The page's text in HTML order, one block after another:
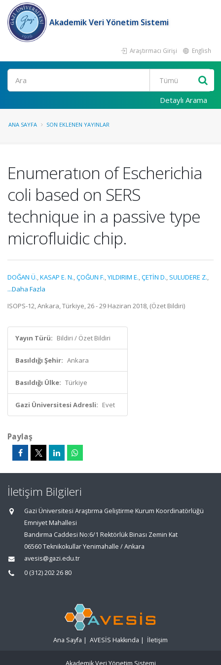
Akademik Veri Yönetim Sistemi
Araştırmacı Girişi English
Ara
Detaylı Arama
ANA SAYFA SON EKLENEN YAYINLAR
Enumeratıon of Escherichia
coli based on SERS
technique in a passive type
microfluidic chip.
DOĞAN Ü.,KASAP E. N.,ÇOĞUN F.,YILDIRIM E.,ÇETİN D., SULUDERE Z.,
...Daha Fazla
ISOPS-12, Ankara, Türkiye, 26 - 29 Haziran 2018, (Özet Bildiri)
Yayın Türü: Bildiri / Özet Bildiri
Basıldığı Şehir: Ankara
Basıldığı Ülke: Türkiye
Gazi Üniversitesi Adresli: Evet
Paylaş
İletişim Bilgileri
Gazi Üniversitesi Araştırma Geliştirme Kurum Koordinatörlüğü
Emniyet Mahallesi
Bandırma Caddesi No:6/1 Rektörlük Binası Zemin Kat
06560 Teknikokullar Yenimahalle / Ankara
avesis@gazi.edu.tr
0 (312) 202 26 80
Ana Sayfa | AVESİS Hakkında | İletişim
Akademik Veri Yönetim Sistemi